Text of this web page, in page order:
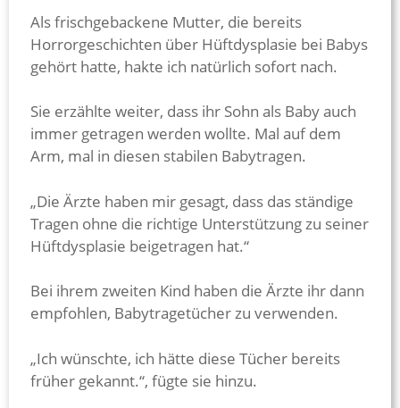
Als frischgebackene Mutter, die bereits
Horrorgeschichten über Hüftdysplasie bei Babys
gehört hatte, hakte ich natürlich sofort nach.
Sie erzählte weiter, dass ihr Sohn als Baby auch
immer getragen werden wollte. Mal auf dem
Arm, mal in diesen stabilen Babytragen.
„Die Ärzte haben mir gesagt, dass das ständige
Tragen ohne die richtige Unterstützung zu seiner
Hüftdysplasie beigetragen hat.“
Bei ihrem zweiten Kind haben die Ärzte ihr dann
empfohlen, Babytragetücher zu verwenden.
„Ich wünschte, ich hätte diese Tücher bereits
früher gekannt.“, fügte sie hinzu.